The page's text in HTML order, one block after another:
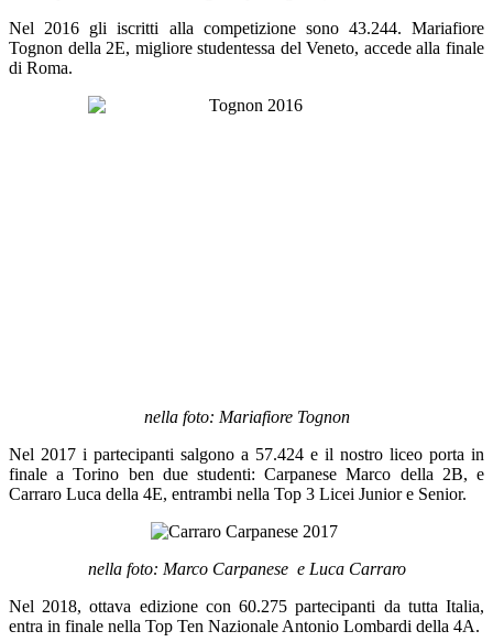
Nel 2016 gli iscritti alla competizione sono 43.244. Mariafiore
Tognon della 2E, migliore studentessa del Veneto, accede alla finale
di Roma.
nella foto: Mariafiore Tognon
Nel 2017 i partecipanti salgono a 57.424 e il nostro liceo porta in
finale a Torino ben due studenti: Carpanese Marco della 2B, e
Carraro Luca della 4E, entrambi nella Top 3 Licei Junior e Senior.
nella foto: Marco Carpanese e Luca Carraro
Nel 2018, ottava edizione con 60.275 partecipanti da tutta Italia,
entra in finale nella Top Ten Nazionale Antonio Lombardi della 4A.